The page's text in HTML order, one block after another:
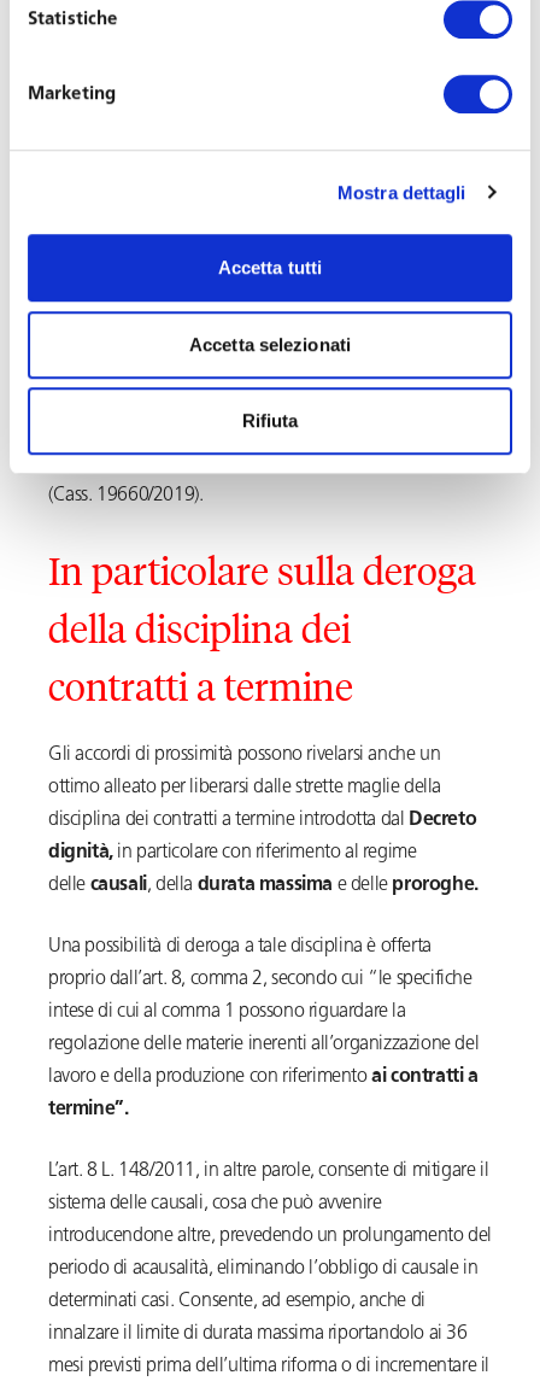
Statistiche
Marketing
Mostra dettagli
Accetta tutti
Accetta selezionati
Rifiuta
successiva procedura di mobilità.
Come evidenziato dai giudici di legittimità, l’accordo in
questione può legittimamente derogare
specie, il diritto del lavoratore all’indennità sostitutiva del
preavviso), purché persegua uno degli scopi previsti dalla
legge: l’accordo del caso di specie, in una prospettiva di
maggiore tutela dei lavoratori, era diretto a consentire
era stata introdotta proprio per far fronte a una ben
(Cass. 19660/2019).
In particolare sulla deroga
della disciplina dei
contratti a termine
Gli accordi di prossimità possono rivelarsi anche un
ottimo alleato per liberarsi dalle strette maglie della
disciplina dei contratti a termine introdotta dal
Decreto
dignità, in particolare con riferimento al regime
delle causali, della durata massima e delle proroghe.
Una possibilità di deroga a tale disciplina è offerta
proprio dall’art. 8, comma 2, secondo cui “le specifiche
intese di cui al comma 1 possono riguardare la
regolazione delle materie inerenti all’organizzazione del
lavoro e della produzione con riferimentoai contratti a
termine”.
L’art. 8 L. 148/2011, in altre parole, consente di mitigare il
sistema delle causali, cosa che può avvenire
introducendone altre, prevedendo un prolungamento del
periodo di acausalità, eliminando l’obbligo di causale in
determinati casi. Consente, ad esempio, anche di
innalzare il limite di durata massima riportandolo ai 36
mesi previsti prima dell’ultima riforma o di incrementare il